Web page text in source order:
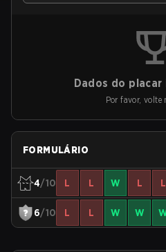
Dados do
Por favor, volte
FORMULÁRIO
4/10 L L W L L
6/10 L L W W